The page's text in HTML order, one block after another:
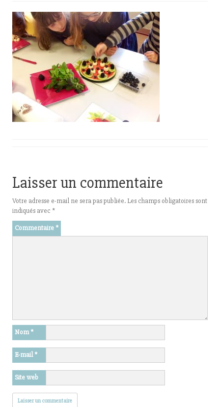
Laisser un commentaire
Votre adresse e-mail ne sera pas publiée. Les champs obligatoires sont
indiqués avec *
Commentaire *
Nom*
E-mail*
Site web